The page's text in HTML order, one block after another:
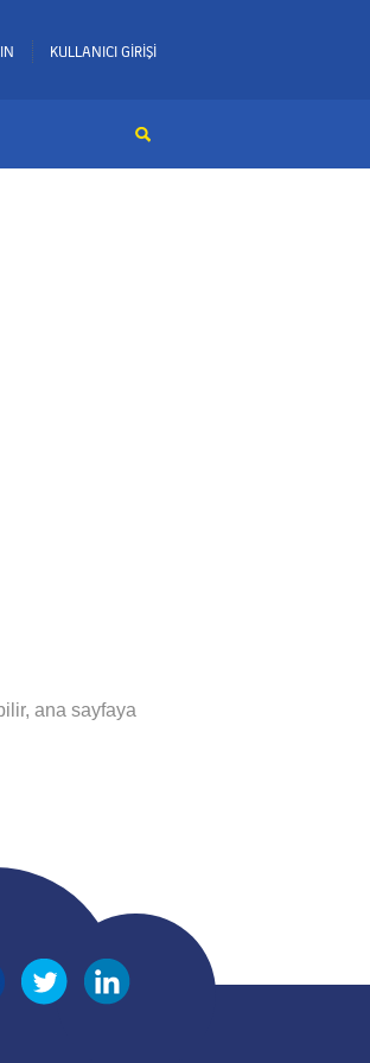
KULLANICI GİRİŞİ
ana sayfaya